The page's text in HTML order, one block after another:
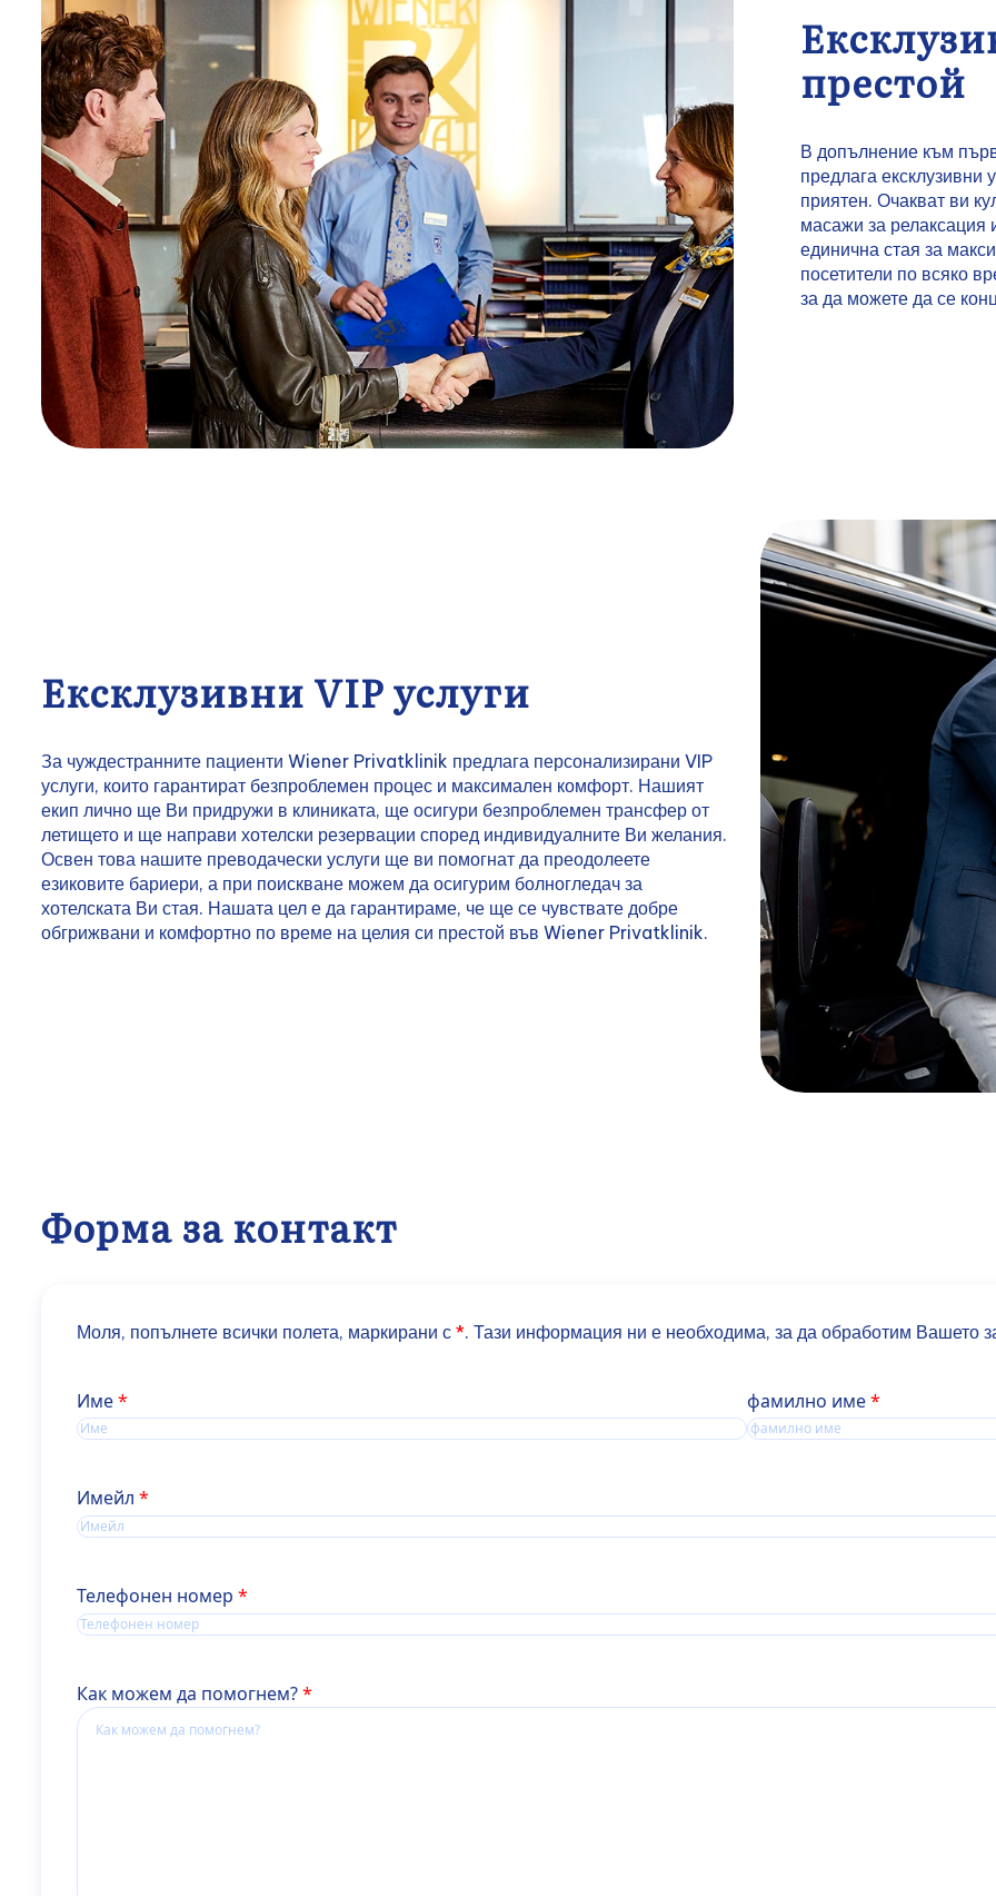
престой
В допълнение към
предлага
приятен. Очакват ви
масажи за релаксация
единична стая за
посетители по всяко
за да можете да се
Ексклузивни VIP услуги
За чуждестранните пациенти Wiener Privatklinik предлага персонализирани VIP
услуги, които гарантират безпроблемен процес и максимален комфорт. Нашият
екип лично ще Ви придружи в клиниката, ще осигури безпроблемен трансфер от
летището и ще направи хотелски резервации според индивидуалните Ви желания.
Освен това нашите преводачески услуги ще ви помогнат да преодолеете
езиковите бариери, а при поискване можем да осигурим болногледач за
хотелската Ви стая. Нашата цел е да гарантираме, че ще се чувствате добре
обгрижвани и комфортно по време на целия си престой във Wiener Privatklinik.
Форма за контакт
Моля, попълнете всички полета, маркирани с *. Тази информация ни е необходима, за да обработим Вашето
Name
Име фамилно име
Имейл
Телефонен номер
Как можем да помогнем?